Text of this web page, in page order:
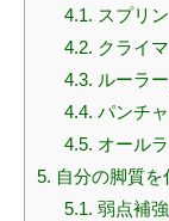
4.1. スプリ
4.2. クライ
4.3. ルーラ
4.4. パンチ
4.5. オール
5. 自分の脚質
5.1. 弱点補